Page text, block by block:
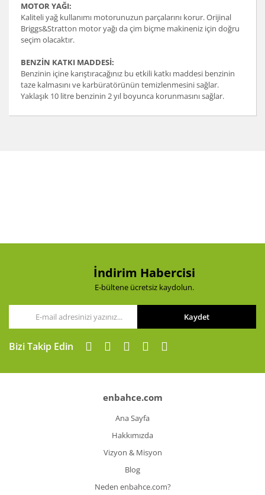
MOTOR YAĞI:
Kaliteli yağ kullanımı motorunuzun parçalarını korur. Orijinal
Briggs&Stratton motor yağı da çim biçme makineniz için doğru
seçim olacaktır.
BENZİN KATKI MADDESİ:
Benzinin içine karıştıracağınız bu etkili katkı maddesi benzinin
taze kalmasını ve karbüratörünün temizlenmesini sağlar.
Yaklaşık 10 litre benzinin 2 yıl boyunca korunmasını sağlar.
Ürün fiyatı diğer sitelerden daha pahalı.
Gönder
İndirim Habercisi
E-bültene ücretsiz kaydolun.
Kaydet
Bizi Takip Edin
enbahce.com
Ana Sayfa
Hakkımızda
Vizyon & Misyon
Blog
Neden enbahce.com?